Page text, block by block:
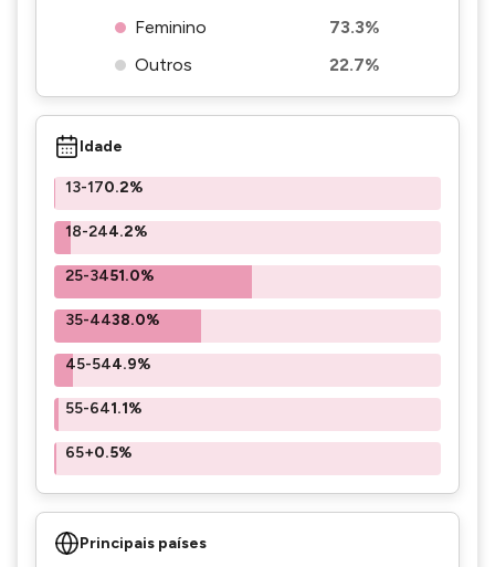
Feminino
73.3%
Outros
22.7%
Idade
13-170.2%
18-244.2%
25-3451.0%
35-4438.0%
45-544.9%
55-641.1%
65+0.5%
Principais países